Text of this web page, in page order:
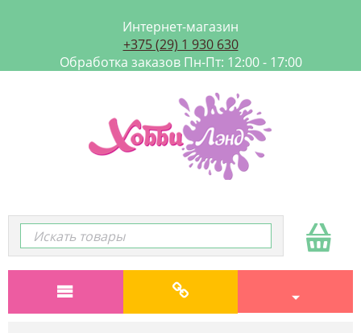
Интернет-магазин
+375 (29) 1 930 630
Обработка заказов Пн-Пт: 12:00 - 17:00